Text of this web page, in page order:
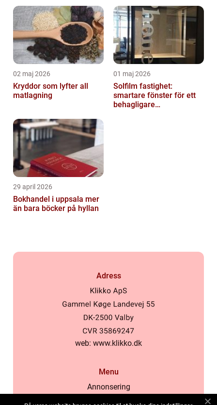
02 maj 2026
Kryddor som lyfter all
matlagning
01 maj 2026
Solfilm fastighet:
smartare fönster för ett
behagligare
29 april 2026
Bokhandel i uppsala mer
än bara böcker på hyllan
Adress
web: www.klikko.dk
Menu
Annonsering